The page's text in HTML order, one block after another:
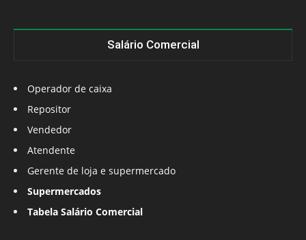
Salário Comercial
Operador de caixa
Repositor
Vendedor
Atendente
Gerente de loja e supermercado
Supermercados
Tabela Salário Comercial